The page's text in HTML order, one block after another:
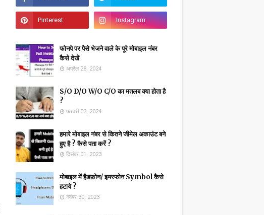
फोनपे पर पैसे भेजने वाले के पूरे मोबाइल नंबर
कैसे देखें
अप्रैल 28, 2024
S/O D/O W/O C/O का मतलब क्या होता है
?
फ़रवरी 03, 2024
हमारे मोबाइल नंबर से कितने जीमेल अकाउंट बने
हुए है ? कैसे पता करें ?
दिसंबर 01, 2023
मोबाइल में हैडफ़ोन/ इयरफोन Symbol कैसे
हटाये ?
नवंबर 30, 2023